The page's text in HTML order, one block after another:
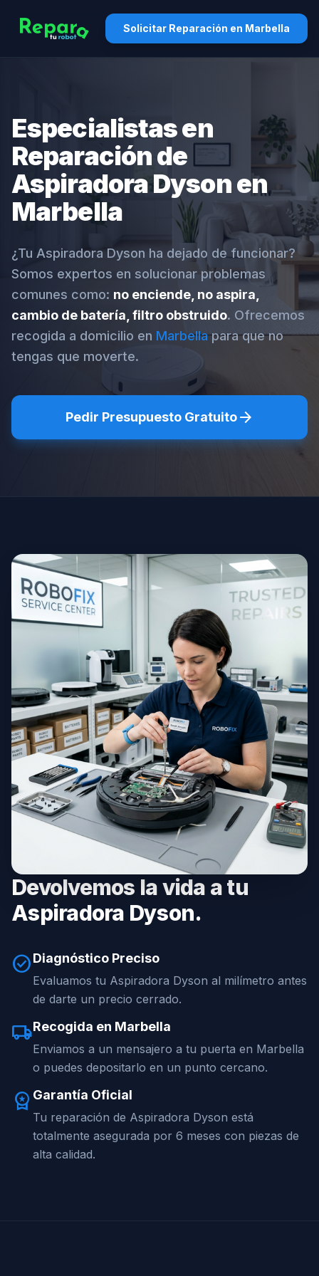
Solicitar Reparación en Marbella
Especialistas en
Reparación de
Aspiradora Dyson en
Marbella
¿Tu Aspiradora Dyson ha dejado de funcionar?
Somos expertos en solucionar problemas
comunes como: no enciende, no aspira,
cambio de batería, filtro obstruido. Ofrecemos
recogida a domicilio en Marbellapara que no
tengas que moverte.
Pedir Presupuesto Gratuitoarrow_forward
Devolvemos la vida a tu
Aspiradora Dyson.
check_circleDiagnóstico Preciso
Evaluamos tu Aspiradora Dyson al milímetro antes
de darte un precio cerrado.
local_shippingRecogida en Marbella
Enviamos a un mensajero a tu puerta en Marbella
o puedes depositarlo en un punto cercano.
workspace_premium Garantía Oficial
Tu reparación de Aspiradora Dyson está
totalmente asegurada por 6 meses con piezas de
alta calidad.